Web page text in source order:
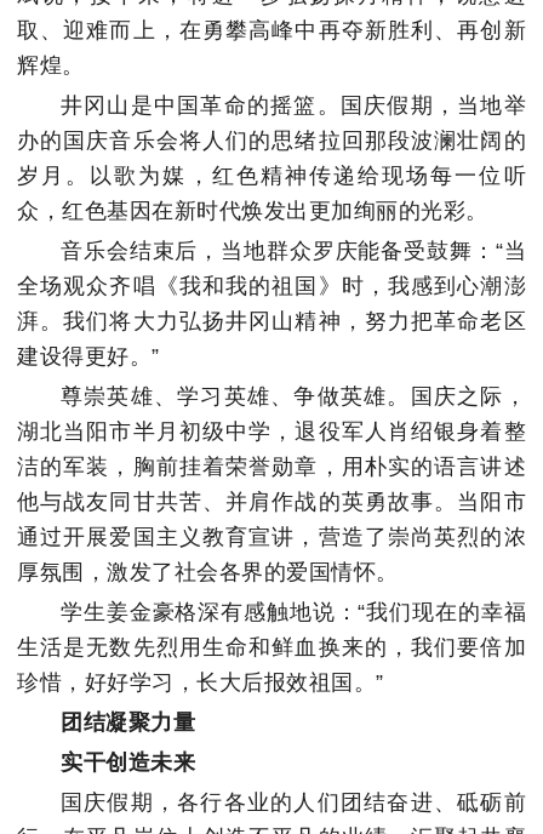
取、迎难而上，在勇攀高峰中再夺新胜利、再创新
辉煌。
井冈山是中国革命的摇篮。国庆假期，当地举
办的国庆音乐会将人们的思绪拉回那段波澜壮阔的
岁月。以歌为媒，红色精神传递给现场每一位听
众，红色基因在新时代焕发出更加绚丽的光彩。
音乐会结束后，当地群众罗庆能备受鼓舞：“当
全场观众齐唱《我和我的祖国》时，我感到心潮澎
湃。我们将大力弘扬井冈山精神，努力把革命老区
建设得更好。”
尊崇英雄、学习英雄、争做英雄。国庆之际，
湖北当阳市半月初级中学，退役军人肖绍银身着整
洁的军装，胸前挂着荣誉勋章，用朴实的语言讲述
他与战友同甘共苦、并肩作战的英勇故事。当阳市
通过开展爱国主义教育宣讲，营造了崇尚英烈的浓
厚氛围，激发了社会各界的爱国情怀。
学生姜金豪格深有感触地说：“我们现在的幸福
生活是无数先烈用生命和鲜血换来的，我们要倍加
珍惜，好好学习，长大后报效祖国。”
团结凝聚力量
实干创造未来
国庆假期，各行各业的人们团结奋进、砥砺前